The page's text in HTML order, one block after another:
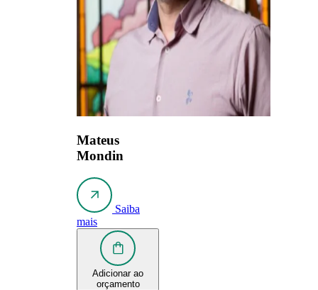
Mateus
Mondin
Saiba
mais
Adicionar ao
orçamento